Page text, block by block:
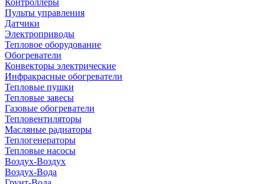
Контроллеры
Пульты управления
Датчики
Электроприводы
Тепловое оборудование
Обогреватели
Конвекторы электрические
Инфракрасные обогреватели
Тепловые пушки
Тепловые завесы
Газовые обогреватели
Тепловентиляторы
Масляные радиаторы
Теплогенераторы
Тепловые насосы
Воздух-Воздух
Воздух-Вода